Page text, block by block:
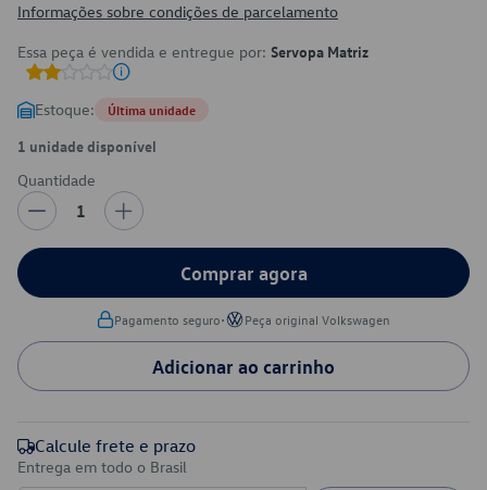
Informações sobre condições de parcelamento
Essa peça é vendida e entregue por: Servopa Matriz
Estoque: Última unidade
1 unidade disponível
Quantidade
1
Comprar agora
Pagamento seguro• Peça original Volkswagen
Adicionar ao carrinho
Calcule frete e prazo
Entrega em todo o Brasil